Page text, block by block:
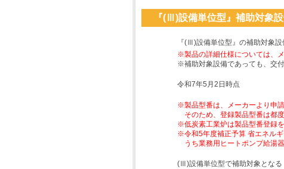
『(Ⅲ)設備単位型』補助対象
『(Ⅲ)設備単位型』の補助対象設
※製品の詳細仕様については、
※補助対象設備であっても、交
令和7年5月2日時点
※製品型番は、メーカーより申
そのため、登録製品型番は都
※低炭素工業炉は製品型番登録
※令和5年度補正予算 省エネル
うち業務用ヒートポンプ給湯
(Ⅲ)設備単位型で補助対象となる